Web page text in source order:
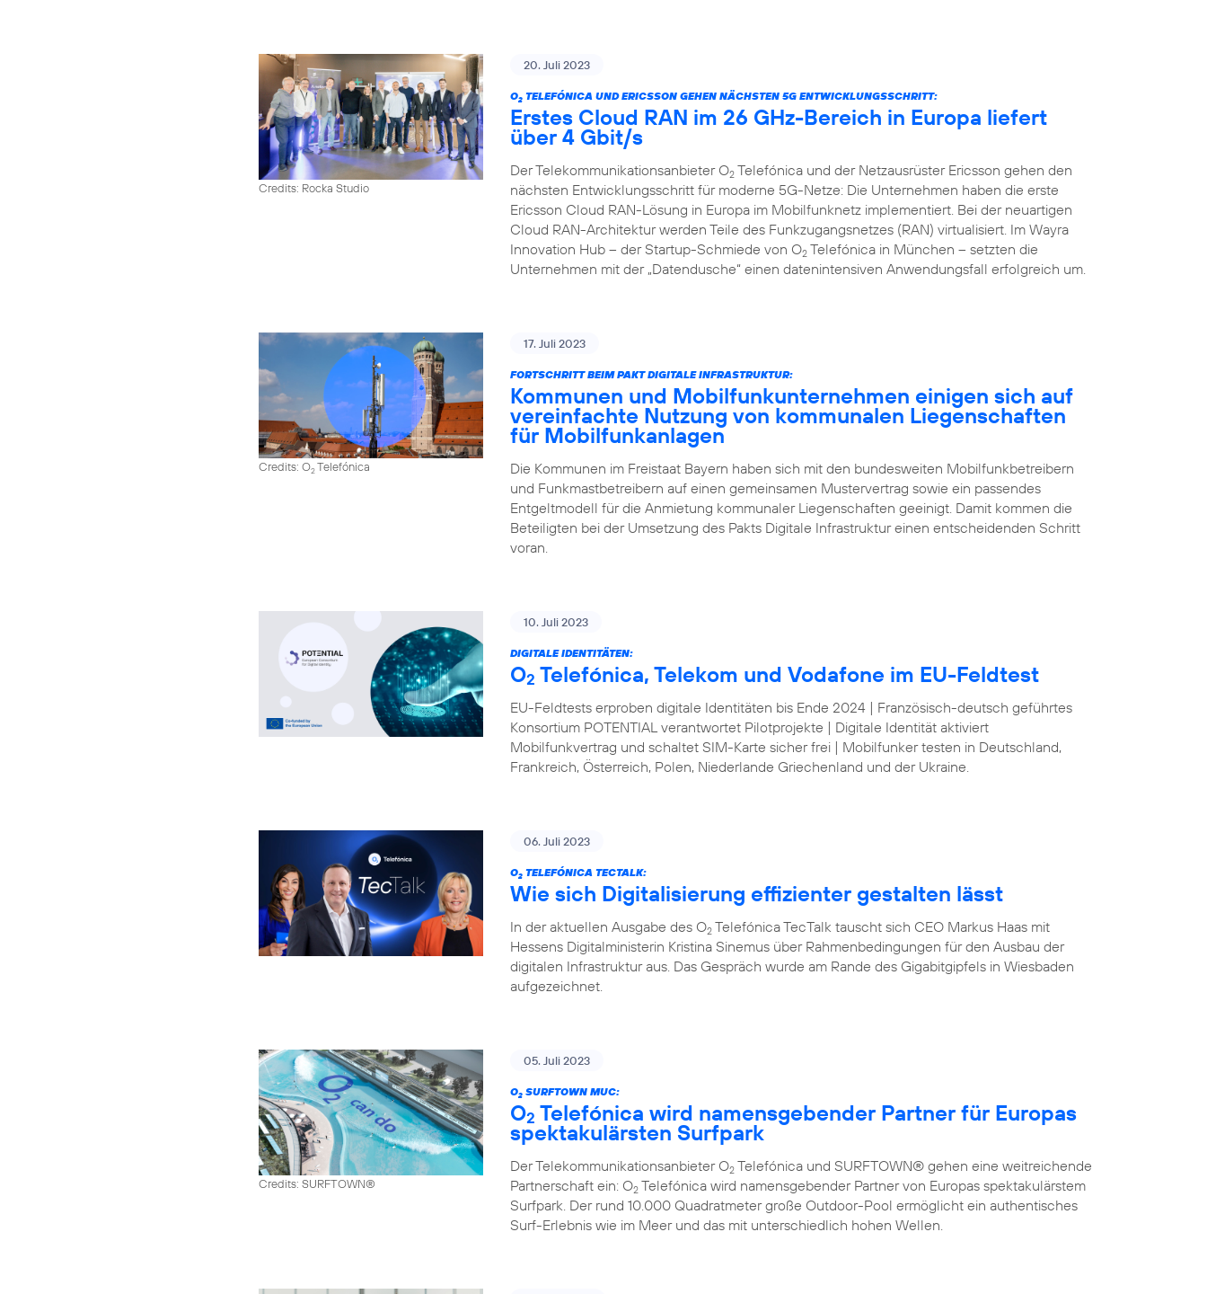
Credits: Rocka Studio
20. Juli 2023
O2 TELEFÓNICA UND ERICSSON GEHEN NÄCHSTEN 5G ENTWICKLUNGSSCHRITT:
Erstes Cloud RAN im 26 GHz-Bereich in Europa liefert
über 4 Gbit/s
Der Telekommunikationsanbieter O2 Telefónica und der Netzausrüster Ericsson gehen den
nächsten Entwicklungsschritt für moderne 5G-Netze: Die Unternehmen haben die erste
Ericsson Cloud RAN-Lösung in Europa im Mobilfunknetz implementiert. Bei der neuartigen
Cloud RAN-Architektur werden Teile des Funkzugangsnetzes (RAN) virtualisiert. Im Wayra
Innovation Hub – der Startup-Schmiede von O2 Telefónica in München – setzten die
Unternehmen mit der „Datendusche“ einen datenintensiven Anwendungsfall erfolgreich um.
Credits: O2Telefónica
17. Juli 2023
FORTSCHRITT BEIM PAKT DIGITALE INFRASTRUKTUR:
Kommunen und Mobilfunkunternehmen einigen sich auf
vereinfachte Nutzung von kommunalen Liegenschaften
für Mobilfunkanlagen
Die Kommunen im Freistaat Bayern haben sich mit den bundesweiten Mobilfunkbetreibern
und Funkmastbetreibern auf einen gemeinsamen Mustervertrag sowie ein passendes
Entgeltmodell für die Anmietung kommunaler Liegenschaften geeinigt. Damit kommen die
Beteiligten bei der Umsetzung des Pakts Digitale Infrastruktur einen entscheidenden Schritt
voran.
10. Juli 2023
DIGITALE IDENTITÄTEN:
O2 Telefónica, Telekom und Vodafone im EU-Feldtest
EU-Feldtests erproben digitale Identitäten bis Ende 2024 | Französisch-deutsch geführtes
Konsortium POTENTIAL verantwortet Pilotprojekte | Digitale Identität aktiviert
Mobilfunkvertrag und schaltet SIM-Karte sicher frei | Mobilfunker testen in Deutschland,
Frankreich, Österreich, Polen, Niederlande Griechenland und der Ukraine.
06. Juli 2023
O2 TELEFÓNICA TECTALK:
Wie sich Digitalisierung effizienter gestalten lässt
In der aktuellen Ausgabe des O2 Telefónica TecTalk tauscht sich CEO Markus Haas mit
Hessens Digitalministerin Kristina Sinemus über Rahmenbedingungen für den Ausbau der
digitalen Infrastruktur aus. Das Gespräch wurde am Rande des Gigabitgipfels in Wiesbaden
aufgezeichnet.
Credits: SURFTOWN®
05. Juli 2023
O2 SURFTOWN MUC:
O2 Telefónica wird namensgebender Partner für Europas
spektakulärsten Surfpark
Der Telekommunikationsanbieter O2 Telefónica und SURFTOWN® gehen eine weitreichende
Partnerschaft ein: O2 Telefónica wird namensgebender Partner von Europas spektakulärstem
Surfpark. Der rund 10.000 Quadratmeter große Outdoor-Pool ermöglicht ein authentisches
Surf-Erlebnis wie im Meer und das mit unterschiedlich hohen Wellen.